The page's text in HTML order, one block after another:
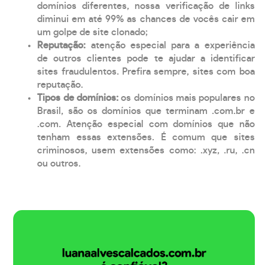
domínios diferentes, nossa verificação de links
diminui em até 99% as chances de vocês cair em
um golpe de site clonado;
Reputação: atenção especial para a experiência
de outros clientes pode te ajudar a identificar
sites fraudulentos. Prefira sempre, sites com boa
reputação.
Tipos de domínios:os domínios mais populares no
Brasil, são os domínios que terminam .com.br e
.com. Atenção especial com domínios que não
tenham essas extensões. É comum que sites
criminosos, usem extensões como: .xyz, .ru, .cn
ou outros.